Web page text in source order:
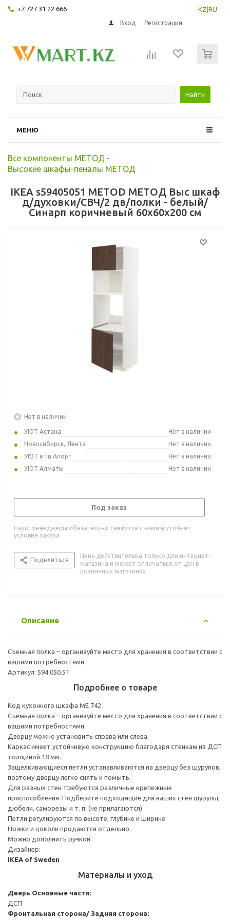
+7 727 31 22 666 KZ RU
Вход Регистрация
Найти
МЕНЮ
Все компоненты МЕТОД -
Высокие шкафы-пеналы МЕТОД
IKEA s59405051 METOD МЕТОД Выс шкаф
д/духовки/СВЧ/2 дв/полки - белый/
Синарп коричневый 60x60x200 см
Нет в наличии
УЮТ Астана
Нет в наличии
Новосибирск, Лента
Нет в наличии
УЮТ в тц Апорт
Нет в наличии
УЮТ Алматы
Нет в наличии
Под заказ
Наши менеджеры обязательно свяжутся с вами и уточнят
условия заказа
Поделиться
Цена действительна только для интернет-
магазина и может отличаться от цен в
розничных магазинах
Описание
Съемная полка – организуйте место для хранения в соответствии с
вашими потребностями.
Артикул: 594.050.51
Подробнее о товаре
Код кухонного шкафа ME 742
Съемная полка – организуйте место для хранения в соответствии с
вашими потребностями.
Дверцу можно установить справа или слева.
Каркас имеет устойчивую конструкцию благодаря стенкам из ДСП
толщиной 18 мм.
Защелкивающиеся петли устанавливаются на дверцу без шурупов,
поэтому дверцу легко снять и помыть.
Для разных стен требуются различные крепежные
приспособления. Подберите подходящие для ваших стен шурупы,
дюбели, саморезы и т. п. (не прилагаются).
Петли регулируются по высоте, глубине и ширине.
Ножки и цоколи продаются отдельно.
Можно дополнить ручкой.
Дизайнер:
IKEA of Sweden
Материалы и уход
Дверь Основные части:
ДСП
Фронтальная сторона/ Задняя сторона: